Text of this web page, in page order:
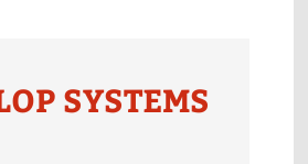
SYSTEMS